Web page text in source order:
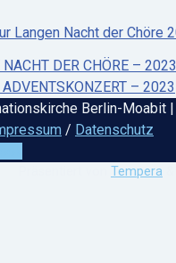
NACHT DER CHÖRE – 2023
– 2023
Berlin-Moabit
/ Datenschutz
Tempera